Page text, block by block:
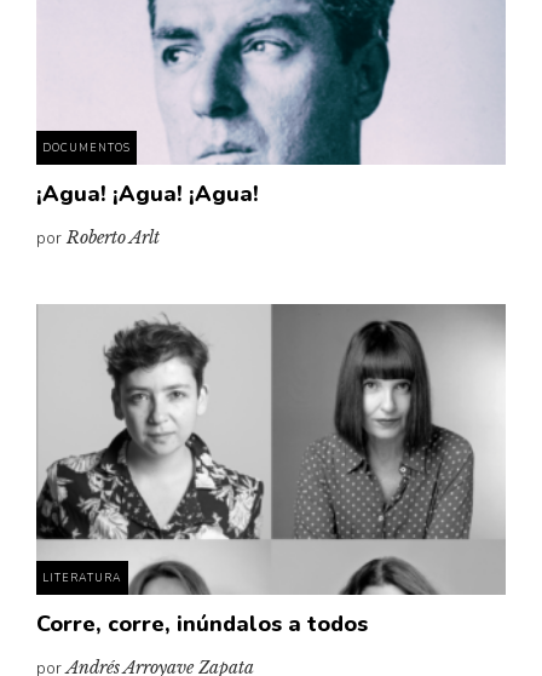
DOCUMENTOS
¡Agua! ¡Agua! ¡Agua!
porRoberto Arlt
LITERATURA
Corre, corre, inúndalos a todos
porAndrés Arroyave Zapata